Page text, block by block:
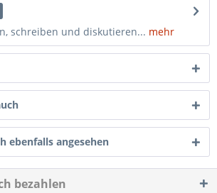
schreiben und diskutieren... mehr
ebenfalls angesehen
bezahlen